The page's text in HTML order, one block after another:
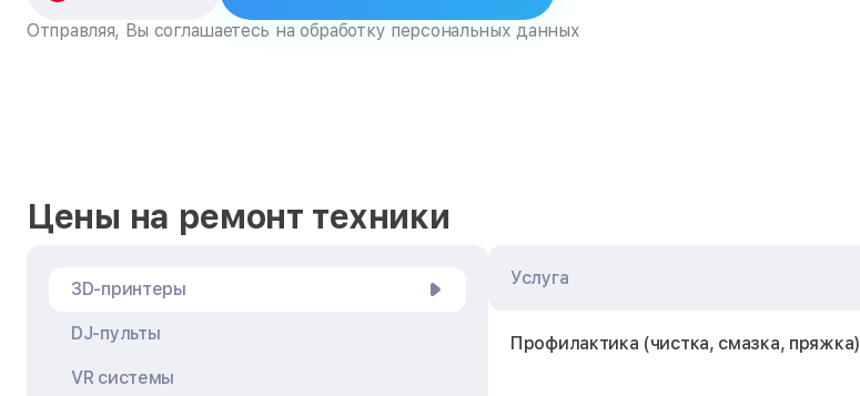
Отправляя, Вы соглашаетесь на обработку персональных данных
Цены на ремонт техники
3D-принтеры
DJ-пульты
VR системы
Услуга
Профилактика (чистка, смазка, пряжка)